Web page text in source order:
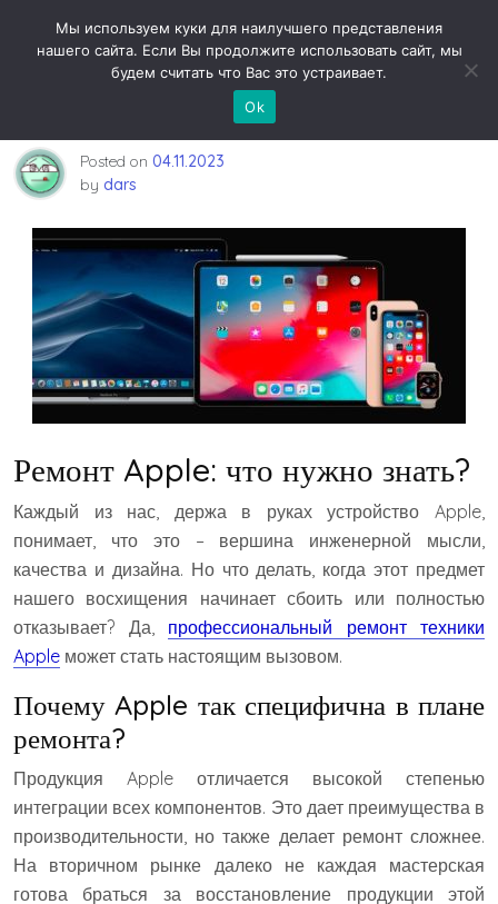
Новости технологий
Ремонт Apple: что нужно знать?
Posted on 04.11.2023
by dars
Ремонт Apple: что нужно знать?
Каждый из нас, держа в руках устройство Apple,
понимает, что это – вершина инженерной мысли,
качества и дизайна. Но что делать, когда этот предмет
нашего восхищения начинает сбоить или полностью
отказывает? Да, профессиональный ремонт техники
Apple может стать настоящим вызовом.
Почему Apple так специфична в плане
ремонта?
Продукция Apple отличается высокой степенью
интеграции всех компонентов. Это дает преимущества в
производительности, но также делает ремонт сложнее.
На вторичном рынке далеко не каждая мастерская
готова браться за восстановление продукции этой
Мы используем куки для наилучшего представления
нашего сайта. Если Вы продолжите использовать сайт, мы
будем считать что Вас это устраивает.
Ok